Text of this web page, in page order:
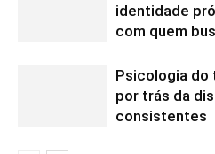
identidade
com quem
Psicologia do
por trás da
consistentes